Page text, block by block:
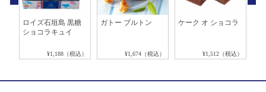
ロイズ石垣島 黒糖
ショコラキュイ
¥1,188（税込）
ガトー ブルトン
¥1,674（税込）
ケーク オ ショコラ
¥1,512（税込）